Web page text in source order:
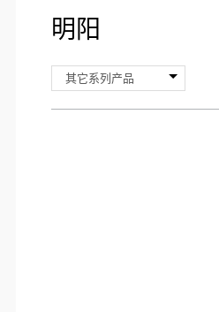
明阳
其它系列产品